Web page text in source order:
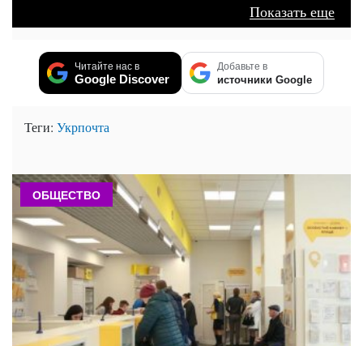
Показать еще
Читайте нас в
Google Discover
Добавьте в
источники Google
Теги: Укрпочта
ОБЩЕСТВО